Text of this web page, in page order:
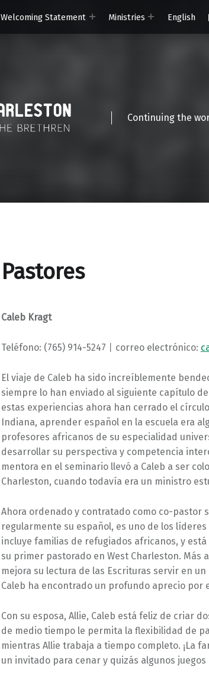
Welcoming Statement Ministries English
Continuing the
Pastores
Caleb Kragt
Teléfono: (765) 914-5247⼁correo electrónico:
El viaje de Caleb ha sido increíblemente
siempre lo han enviado al siguiente capítulo
estas experiencias ahora han cerrado el
Indiana, aprender español en la escuela era
profesores africanos de su especialidad
desarrollar su perspectiva y competencia
mentora en el seminario llevó a Caleb a ser
Charleston, cuando todavía era un ministro
Ahora ordenado y contratado como co-pastor
regularmente su español, es uno de los
incluye familias de refugiados africanos, y
su primer pastorado en West Charleston. Más
mejora su lectura de las Escrituras servir en
Caleb ha encontrado un profundo aprecio por
Con su esposa, Allie, Caleb está feliz de criar
de medio tiempo le permita la flexibilidad de
mientras Allie trabaja a tiempo completo. ¡La
un invitado para cenar y quizás algunos juegos